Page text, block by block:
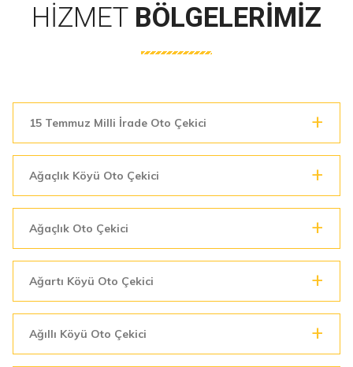
HIZMET BÖLGELERIMIZ
15 Temmuz Milli İrade Oto Çekici
Ağaçlık Köyü Oto Çekici
Ağaçlık Oto Çekici
Ağartı Köyü Oto Çekici
Ağıllı Köyü Oto Çekici